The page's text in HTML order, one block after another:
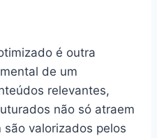
é outra
de um
relevantes,
não só atraem
valorizados pelos